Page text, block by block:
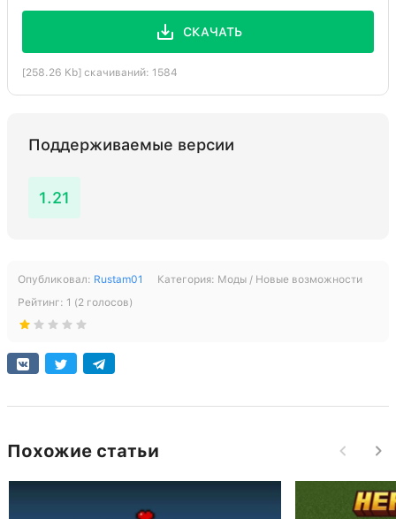
СКАЧАТЬ
[258.26 Kb] скачиваний: 1584
Поддерживаемые версии
1.21
Опубликовал: Rustam01 Категория: Моды / Новые возможности
Рейтинг: 1 (2 голосов)
Похожие статьи